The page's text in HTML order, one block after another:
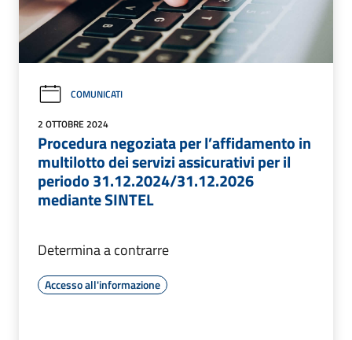
COMUNICATI
2 OTTOBRE 2024
Procedura negoziata per l’affidamento in
multilotto dei servizi assicurativi per il
periodo 31.12.2024/31.12.2026
mediante SINTEL
Determina a contrarre
Accesso all'informazione